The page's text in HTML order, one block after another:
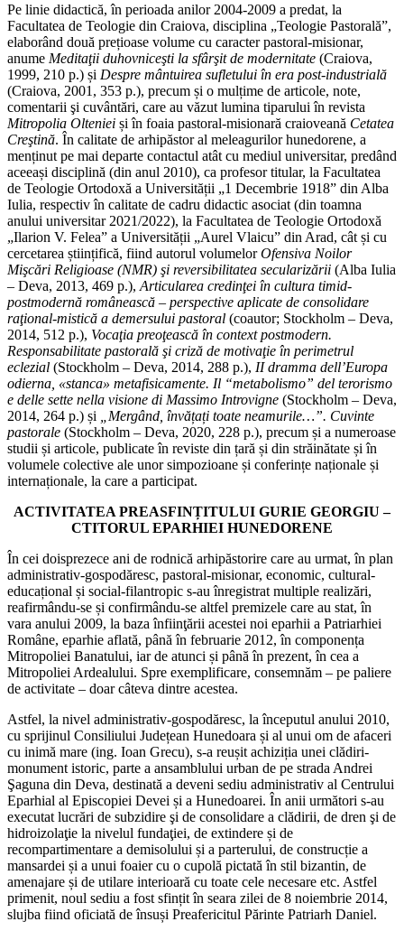
Pe linie didactică, în perioada anilor 2004-2009 a predat, la
Facultatea de Teologie din Craiova, disciplina „Teologie Pastorală”,
elaborând două prețioase volume cu caracter pastoral-misionar,
anume Meditaţii duhovniceşti la sfârşit de modernitate (Craiova,
1999, 210 p.) și Despre mântuirea sufletului în era post-industrială
(Craiova, 2001, 353 p.), precum și o mulțime de articole, note,
comentarii şi cuvântări, care au văzut lumina tiparului în revista
Mitropolia Olteniei și în foaia pastoral-misionară craioveană Cetatea
Creştină. În calitate de arhipăstor al meleagurilor hunedorene, a
menținut pe mai departe contactul atât cu mediul universitar, predând
aceeași disciplină (din anul 2010), ca profesor titular, la Facultatea
de Teologie Ortodoxă a Universității „1 Decembrie 1918” din Alba
Iulia, respectiv în calitate de cadru didactic asociat (din toamna
anului universitar 2021/2022), la Facultatea de Teologie Ortodoxă
„Ilarion V. Felea” a Universității „Aurel Vlaicu” din Arad, cât și cu
cercetarea științifică, fiind autorul volumelorOfensiva Noilor
Mişcări Religioase (NMR) şi reversibilitatea secularizării (Alba Iulia
– Deva, 2013, 469 p.), Articularea credinţei în cultura timid-
postmodernă românească – perspective aplicate de consolidare
raţional-mistică a demersului pastoral (coautor; Stockholm – Deva,
2014, 512 p.), Vocaţia preoţească în context postmodern.
Responsabilitate pastorală şi criză de motivaţie în perimetrul
eclezial (Stockholm – Deva, 2014, 288 p.), II dramma dell’Europa
odierna, «stanca» metafisicamente. Il “metabolismo” del terorismo
e delle sette nella visione di Massimo Introvigne (Stockholm – Deva,
2014, 264 p.) și
„Mergând, învățați toate neamurile…”. Cuvinte
pastorale (Stockholm – Deva, 2020, 228 p.), precum și a numeroase
studii și articole, publicate în reviste din țară și din străinătate și în
volumele colective ale unor simpozioane și conferințe naționale și
internaționale, la care a participat.
ACTIVITATEA PREASFINȚITULUI GURIE GEORGIU –
CTITORUL EPARHIEI HUNEDORENE
În cei doisprezece ani de rodnică arhipăstorire care au urmat, în plan
administrativ-gospodăresc, pastoral-misionar, economic, cultural-
educațional și social-filantropic s-au înregistrat multiple realizări,
reafirmându-se și confirmându-se altfel premizele care au stat, în
vara anului 2009, la baza înfiinţării acestei noi eparhii a Patriarhiei
Române, eparhie aflată, până în februarie 2012, în componența
Mitropoliei Banatului, iar de atunci și până în prezent, în cea a
Mitropoliei Ardealului. Spre exemplificare, consemnăm – pe paliere
de activitate – doar câteva dintre acestea.
Astfel, la nivel administrativ-gospodăresc, la începutul anului 2010,
cu sprijinul Consiliului Județean Hunedoara și al unui om de afaceri
cu inimă mare (ing. Ioan Grecu), s-a reușit achiziția unei clădiri-
monument istoric, parte a ansamblului urban de pe strada Andrei
Şaguna din Deva, destinată a deveni sediu administrativ al Centrului
Eparhial al Episcopiei Devei și a Hunedoarei. În anii următori s-au
executat lucrări de subzidire şi de consolidare a clădirii, de dren şi de
hidroizolaţie la nivelul fundaţiei, de extindere și de
recompartimentare a demisolului și a parterului, de construcție a
mansardei și a unui foaier cu o cupolă pictată în stil bizantin, de
amenajare și de utilare interioară cu toate cele necesare etc. Astfel
primenit, noul sediu a fost sfințit în seara zilei de 8 noiembrie 2014,
slujba fiind oficiată de însuși Preafericitul Părinte Patriarh Daniel.